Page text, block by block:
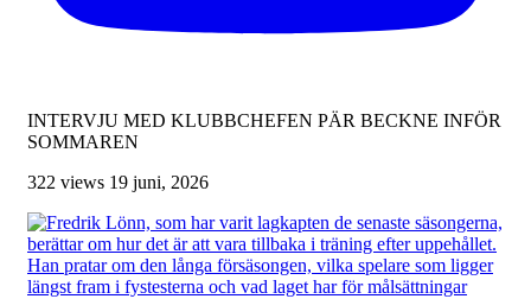
INTERVJU MED KLUBBCHEFEN PÄR BECKNE INFÖR
SOMMAREN
322 views 19 juni, 2026